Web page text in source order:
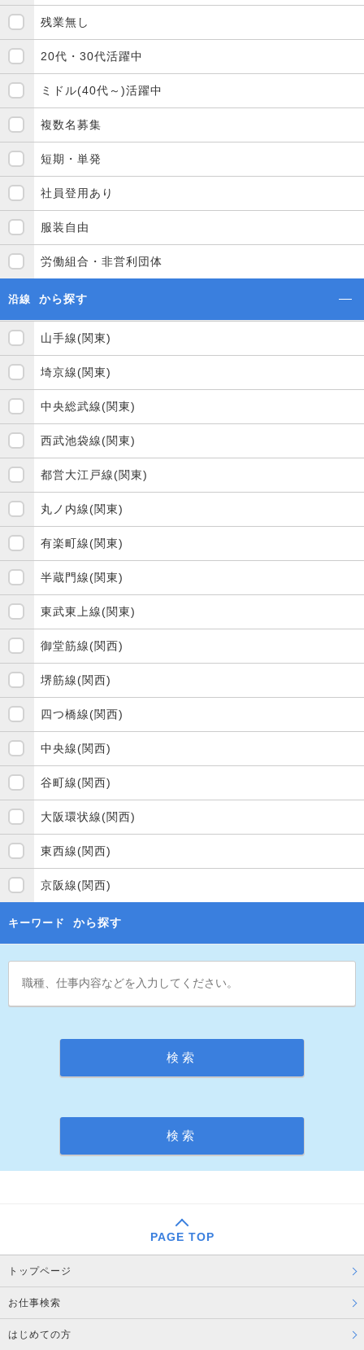
残業無し
20代・30代活躍中
ミドル(40代～)活躍中
複数名募集
短期・単発
社員登用あり
服装自由
労働組合・非営利団体
沿線 から探す
山手線(関東)
埼京線(関東)
中央総武線(関東)
西武池袋線(関東)
都営大江戸線(関東)
丸ノ内線(関東)
有楽町線(関東)
半蔵門線(関東)
東武東上線(関東)
御堂筋線(関西)
堺筋線(関西)
四つ橋線(関西)
中央線(関西)
谷町線(関西)
大阪環状線(関西)
東西線(関西)
京阪線(関西)
キーワード から探す
PAGE TOP
トップページ
お仕事検索
はじめての方